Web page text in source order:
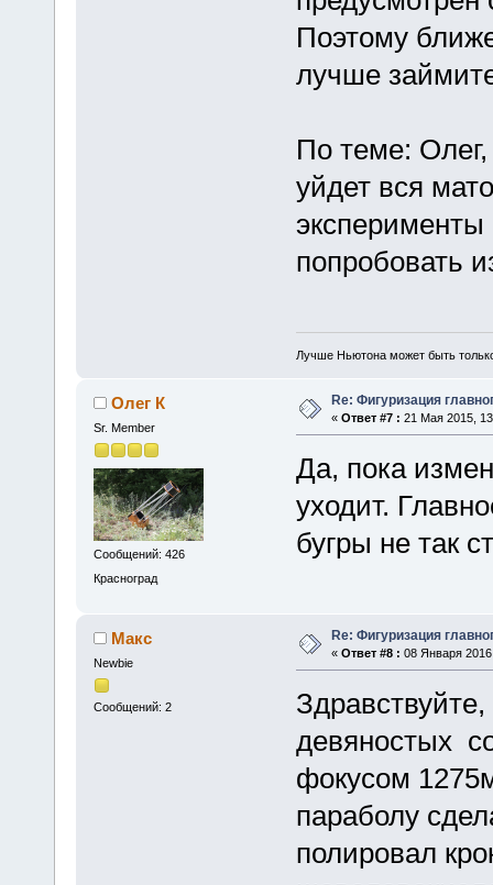
Поэтому
лучше
По теме:
уйдет вся
попробовать
Лучше Ньютона может быть
Олег К
Sr. Member
Сообщений: 426
Красноград
Re: Фигуризация
« Ответ #7 : 21 Мая 2015,
Да, пока
уходит.
бугры не так
Макс
Newbie
Сообщений: 2
Re: Фигуризация
« Ответ #8 : 08 Января
девяностых
фокусом
параболу
полировал